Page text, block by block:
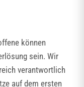
können
sein. Wir
verantwortlich
auf dem ersten